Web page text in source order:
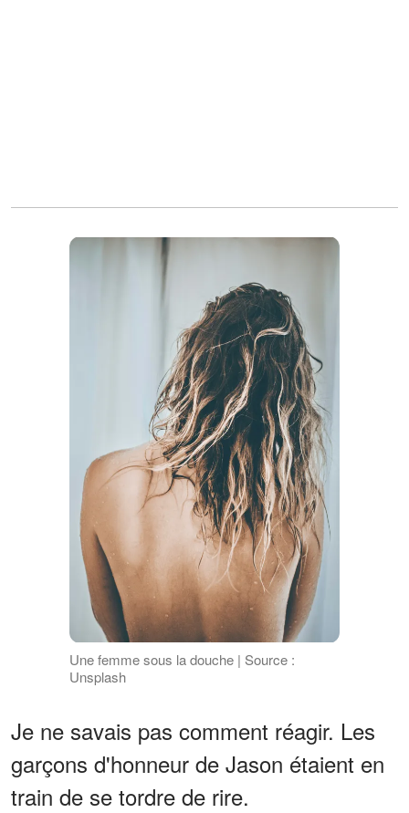
Une femme sous la douche | Source :
Unsplash
Je ne savais pas comment réagir. Les
garçons d'honneur de Jason étaient en
train de se tordre de rire.